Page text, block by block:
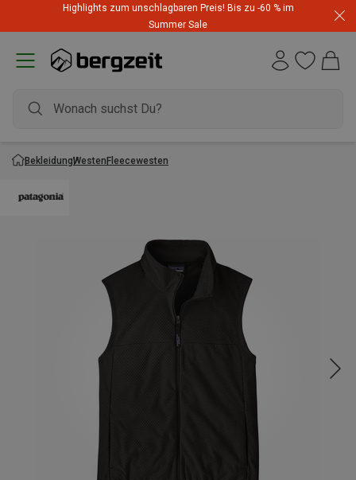
Highlights zum unschlagbaren Preis! Bis zu -60 % im
Summer Sale
BekleidungWestenFleecewesten